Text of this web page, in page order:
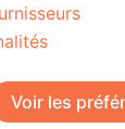
Voir les